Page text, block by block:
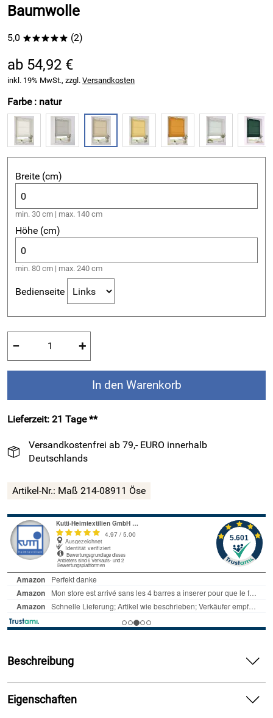
Baumwolle
5,0 ***** (2)
ab 54,92 €
inkl. 19% MwSt., zzgl. Versandkosten
Farbe : natur
Breite (cm)
min. 30 cm | max. 140 cm
Höhe (cm)
min. 80 cm | max. 240 cm
Bedienseite
− +
In den Warenkorb
Lieferzeit: 21 Tage **
Versandkostenfrei ab 79,- EURO innerhalb
Deutschlands
Artikel-Nr.: Maß 214-08911 Öse
Beschreibung
Modernes Raffrollo "Duck" mit klarer
Linienführung – individuell nach Maß
Eigenschaften